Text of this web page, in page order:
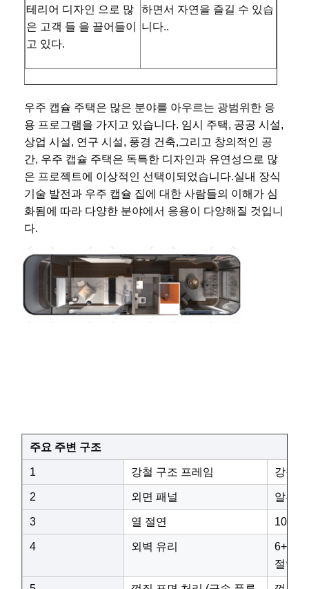
사무실 가구
휴대용 공기 에어컨
테리어 디자인 으로 많
은 고객 들 을 끌어들이
고 있다.
하면서 자연을 즐길 수 있습
니다..
우주 캡슐 주택은 많은 분야를 아우르는 광범위한 응
용 프로그램을 가지고 있습니다. 임시 주택, 공공 시설,
상업 시설, 연구 시설, 풍경 건축,그리고 창의적인 공
간, 우주 캡슐 주택은 독특한 디자인과 유연성으로 많
은 프로젝트에 이상적인 선택이되었습니다.실내 장식
기술 발전과 우주 캡슐 집에 대한 사람들의 이해가 심
화됨에 따라 다양한 분야에서 응용이 다양해질 것입니
다.
주요 주변 구조
1 강철 구조 프레임 강철
2 외면 패널 알루
3 열 절연
4 외벽 유리
절연